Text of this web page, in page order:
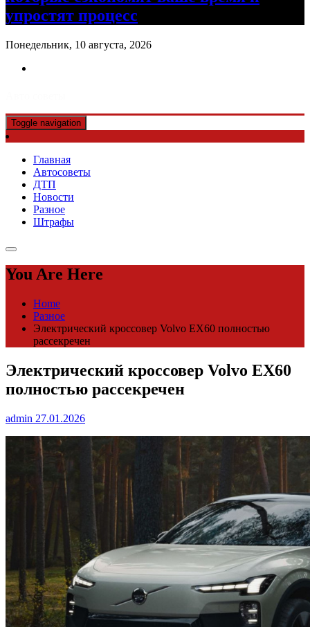
упростят процесс
Понедельник, 10 августа, 2026
Toggle navigation
Главная
Автосоветы
ДТП
Новости
Разное
Штрафы
You Are Here
Home
Разное
Электрический кроссовер Volvo EX60 полностью
рассекречен
Электрический кроссовер Volvo EX60
полностью рассекречен
admin 27.01.2026